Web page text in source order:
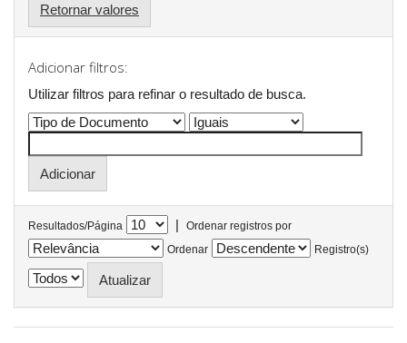
Retornar valores
Adicionar filtros:
Utilizar filtros para refinar o resultado de busca.
Resultados/Página |
Ordenar registros por
Ordenar
Registro(s)